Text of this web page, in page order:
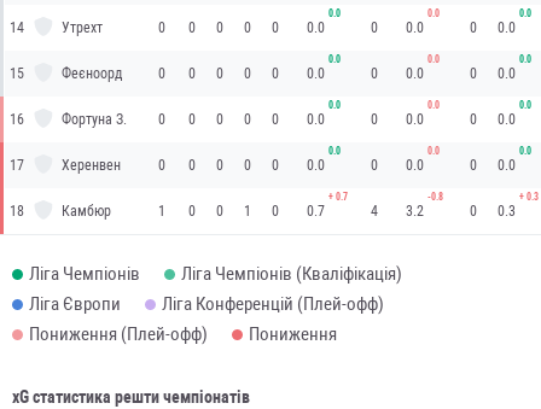
14 Утрехт 0 0 0 0 0 0.0
0.0
0 0.0
0.0
0 0.0
0.0
15 Феєноорд 0 0 0 0 0 0.0
0.0
0 0.0
0.0
0 0.0
0.0
16 Фортуна З. 0 0 0 0 0 0.0
0.0
0 0.0
0.0
0 0.0
0.0
17 Херенвен 0 0 0 0 0 0.0
0.0
0 0.0
0.0
0 0.0
0.0
18 Камбюр 1 0 0 1 0 0.7
+ 0.7
4 3.2
-0.8
0 0.3
+ 0.3
Ліга Чемпіонів
Ліга Чемпіонів (Кваліфікація)
Ліга Європи
Ліга Конференцій (Плей-офф)
Пониження (Плей-офф)
Пониження
xG статистика решти чемпіонатів